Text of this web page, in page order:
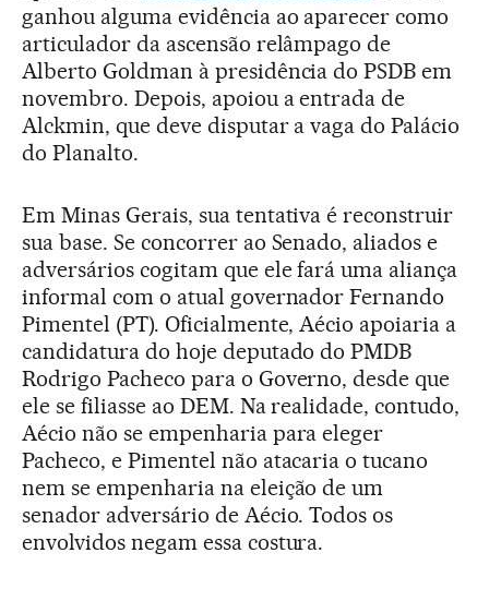
ganhou alguma evidência ao aparecer como
articulador da ascensão relâmpago de
Alberto Goldman à presidência do PSDB em
novembro. Depois, apoiou a entrada de
Alckmin, que deve disputar a vaga do Palácio
do Planalto.
Em Minas Gerais, sua tentativa é reconstruir
sua base. Se concorrer ao Senado, aliados e
adversários cogitam que ele fará uma aliança
informal com o atual governador Fernando
Pimentel (PT). Oficialmente, Aécio apoiaria a
candidatura do hoje deputado do PMDB
Rodrigo Pacheco para o Governo, desde que
ele se filiasse ao DEM. Na realidade, contudo,
Aécio não se empenharia para eleger
Pacheco, e Pimentel não atacaria o tucano
nem se empenharia na eleição de um
senador adversário de Aécio. Todos os
envolvidos negam essa costura.